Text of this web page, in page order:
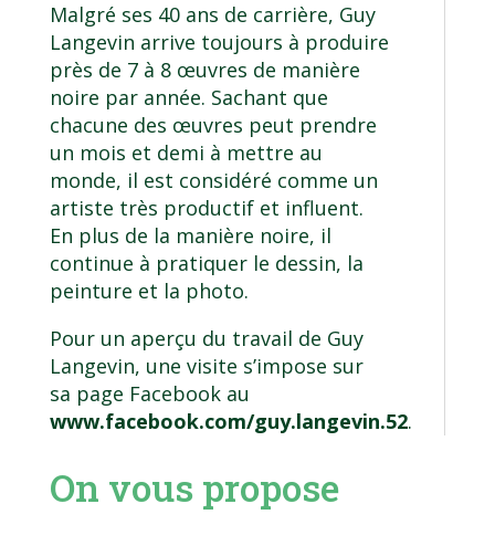
Malgré ses 40 ans de carrière, Guy
Langevin arrive toujours à produire
près de 7 à 8 œuvres de manière
noire par année. Sachant que
chacune des œuvres peut prendre
un mois et demi à mettre au
monde, il est considéré comme un
artiste très productif et influent.
En plus de la manière noire, il
continue à pratiquer le dessin, la
peinture et la photo.
Pour un aperçu du travail de Guy
Langevin, une visite s’impose sur
sa page Facebook au
www.facebook.com/guy.langevin.52.
On vous propose